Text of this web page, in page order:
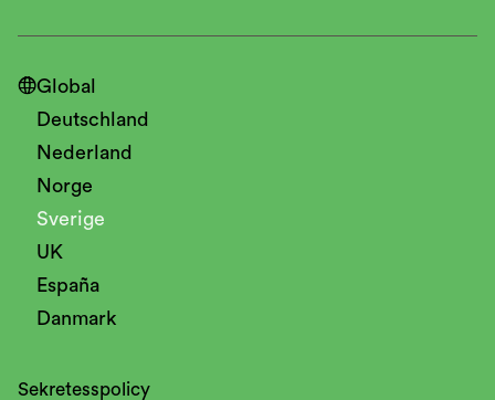
Global
Deutschland
Nederland
Norge
Sverige
UK
España
Danmark
Sekretesspolicy